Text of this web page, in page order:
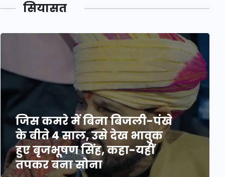
सियासत
जिस कमरे में बिना बिजली-पंखे
के बीते 4 साल, उसे देख भावुक
हुए बृजभूषण सिंह, कहा-यहीं
तपकर बना सोना